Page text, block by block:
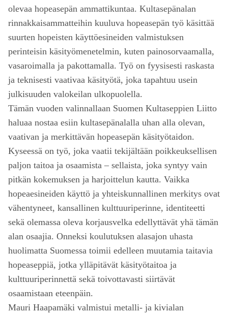
olevaa hopeasepän ammattikuntaa. Kultasepänalan
rinnakkaisammatteihin kuuluva hopeasepän työ käsittää
suurten hopeisten käyttöesineiden valmistuksen
perinteisin käsityömenetelmin, kuten painosorvaamalla,
vasaroimalla ja pakottamalla. Työ on fyysisesti raskasta
ja teknisesti vaativaa käsityötä, joka tapahtuu usein
julkisuuden valokeilan ulkopuolella.
Tämän vuoden valinnallaan Suomen Kultaseppien Liitto
haluaa nostaa esiin kultasepänalalla uhan alla olevan,
vaativan ja merkittävän hopeasepän käsityötaidon.
Kyseessä on työ, joka vaatii tekijältään poikkeuksellisen
paljon taitoa ja osaamista – sellaista, joka syntyy vain
pitkän kokemuksen ja harjoittelun kautta. Vaikka
hopeaesineiden käyttö ja yhteiskunnallinen merkitys ovat
vähentyneet, kansallinen kulttuuriperinne, identiteetti
sekä olemassa oleva korjausvelka edellyttävät yhä tämän
alan osaajia. Onneksi koulutuksen alasajon uhasta
huolimatta Suomessa toimii edelleen muutamia taitavia
hopeaseppiä, jotka ylläpitävät käsityötaitoa ja
kulttuuriperinnettä sekä toivottavasti siirtävät
osaamistaan eteenpäin.
Mauri Haapamäki valmistui metalli- ja kivialan